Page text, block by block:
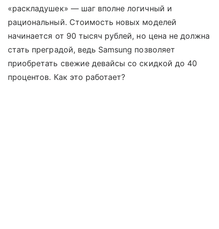
«раскладушек» — шаг вполне логичный и
рациональный. Стоимость новых моделей
начинается от 90 тысяч рублей, но цена не должна
стать преградой, ведь Samsung позволяет
приобретать свежие девайсы со скидкой до 40
процентов. Как это работает?